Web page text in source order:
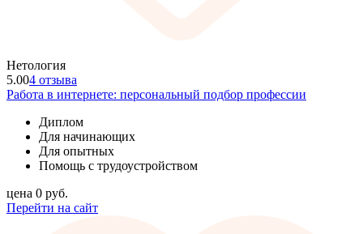
Нетология
5.004 отзыва
Работа в интернете: персональный подбор профессии
Диплом
Для начинающих
Для опытных
Помощь с трудоустройством
цена 0 руб.
Перейти на сайт